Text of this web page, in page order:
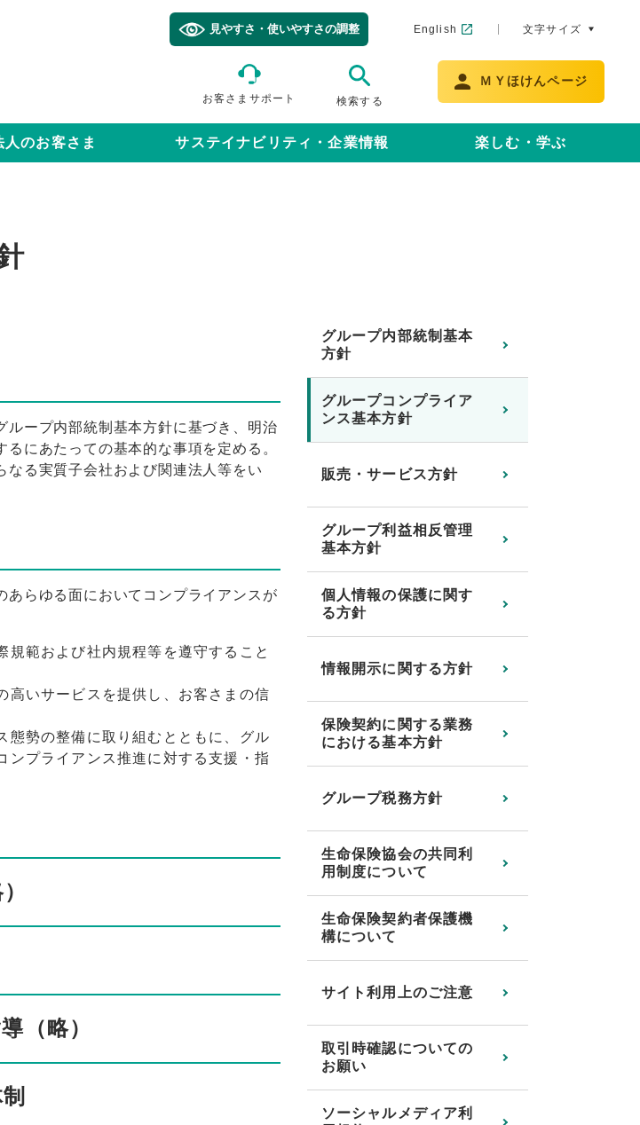
見やすさ・使いやすさの調整 English 文字サイズ
お客さまサポート 検索する
ＭＹほけんページ
人のお客さま サステイナビリティ・企業情報 楽しむ・学ぶ
ループ内部統制基本方針に基づき、明治
にあたっての基本的な事項を定める。
る実質子会社および関連法人等をい
あらゆる面においてコンプライアンスが
範および社内規程等を遵守すること
高いサービスを提供し、お客さまの信
態勢の整備に取り組むとともに、グル
ンプライアンス推進に対する支援・指
（略）
グループ内部統制基本
方針
グループコンプライア
ンス基本方針
販売・サービス方針
グループ利益相反管理
基本方針
個人情報の保護に関す
る方針
情報開示に関する方針
保険契約に関する業務
における基本方針
グループ税務方針
生命保険協会の共同利
用制度について
生命保険契約者保護機
構について
サイト利用上のご注意
取引時確認についての
お願い
ソーシャルメディア利